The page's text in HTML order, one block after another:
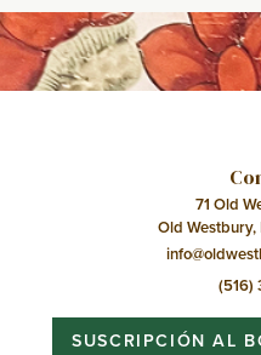
71 Old
Old Westbury,
(516)
SUSCRIPCIÓN AL